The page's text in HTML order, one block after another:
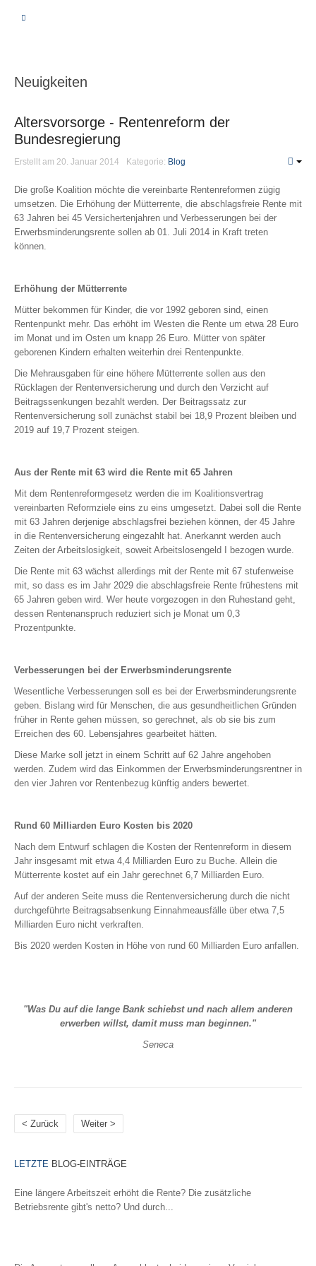
Private Krankenversicherung
Leistungen
Beiträge
Fragen
PKV-Optimierung
Krankenzusatzversicherung
ambulant, stationär, Zahn
Krankentagegeld
Pflegetagegeld
Reisekrankenversicherung
Reisekrankenversicherung für Au Pairs, Schüler, Studenten …
ABSICHERUNG
Einkommen | Hinterbliebene | Kinder
Berufsunfähigkeit
Unfallversicherung
Schwere Krankheiten (Dread Disease)
Risikolebensversicherung
Einkommensversicherung
Grundfähigkeiten
Kindervorsorge
Sachversicherungen
PRIVATE SACHVERSICHERUNGEN
Privathaftpflicht
Rechtsschutz
Wohngebäude
Haus- und Grundbesitzerhaftpflicht
Bauherrenhaftpflicht
Bauleistung
Photovoltaik
Anhänger
Tier-OP-Versicherung
Bootsversicherung
GEWERBE-SACHVERSICHERUNGEN
Neuigkeiten
Altersvorsorge - Rentenreform der
Bundesregierung
Erstellt am 20. Januar 2014 Kategorie: Blog
Die große Koalition möchte die vereinbarte Rentenreformen zügig
umsetzen. Die Erhöhung der Mütterrente, die abschlagsfreie Rente mit
63 Jahren bei 45 Versichertenjahren und Verbesserungen bei der
Erwerbsminderungsrente sollen ab 01. Juli 2014 in Kraft treten
können.
Erhöhung der Mütterrente
Mütter bekommen für Kinder, die vor 1992 geboren sind, einen
Rentenpunkt mehr. Das erhöht im Westen die Rente um etwa 28 Euro
im Monat und im Osten um knapp 26 Euro. Mütter von später
geborenen Kindern erhalten weiterhin drei Rentenpunkte.
Die Mehrausgaben für eine höhere Mütterrente sollen aus den
Rücklagen der Rentenversicherung und durch den Verzicht auf
Beitragssenkungen bezahlt werden. Der Beitragssatz zur
Rentenversicherung soll zunächst stabil bei 18,9 Prozent bleiben und
2019 auf 19,7 Prozent steigen.
Aus der Rente mit 63 wird die Rente mit 65 Jahren
Mit dem Rentenreformgesetz werden die im Koalitionsvertrag
vereinbarten Reformziele eins zu eins umgesetzt. Dabei soll die Rente
mit 63 Jahren derjenige abschlagsfrei beziehen können, der 45 Jahre
in die Rentenversicherung eingezahlt hat. Anerkannt werden auch
Zeiten der Arbeitslosigkeit, soweit Arbeitslosengeld I bezogen wurde.
Die Rente mit 63 wächst allerdings mit der Rente mit 67 stufenweise
mit, so dass es im Jahr 2029 die abschlagsfreie Rente frühestens mit
65 Jahren geben wird. Wer heute vorgezogen in den Ruhestand geht,
dessen Rentenanspruch reduziert sich je Monat um 0,3
Prozentpunkte.
Verbesserungen bei der Erwerbsminderungsrente
Wesentliche Verbesserungen soll es bei der Erwerbsminderungsrente
geben. Bislang wird für Menschen, die aus gesundheitlichen Gründen
früher in Rente gehen müssen, so gerechnet, als ob sie bis zum
Erreichen des 60. Lebensjahres gearbeitet hätten.
Diese Marke soll jetzt in einem Schritt auf 62 Jahre angehoben
werden. Zudem wird das Einkommen der Erwerbsminderungsrentner in
den vier Jahren vor Rentenbezug künftig anders bewertet.
Rund 60 Milliarden Euro Kosten bis 2020
Nach dem Entwurf schlagen die Kosten der Rentenreform in diesem
Jahr insgesamt mit etwa 4,4 Milliarden Euro zu Buche. Allein die
Mütterrente kostet auf ein Jahr gerechnet 6,7 Milliarden Euro.
Auf der anderen Seite muss die Rentenversicherung durch die nicht
durchgeführte Beitragsabsenkung Einnahmeausfälle über etwa 7,5
Milliarden Euro nicht verkraften.
Bis 2020 werden Kosten in Höhe von rund 60 Milliarden Euro anfallen.
"Was Du auf die lange Bank schiebst und nach allem anderen
erwerben willst, damit muss man beginnen."
Seneca
< Zurück Weiter >
LETZTE BLOG-EINTRÄGE
Eine längere Arbeitszeit erhöht die Rente? Die zusätzliche
Betriebsrente gibt's netto? Und durch...